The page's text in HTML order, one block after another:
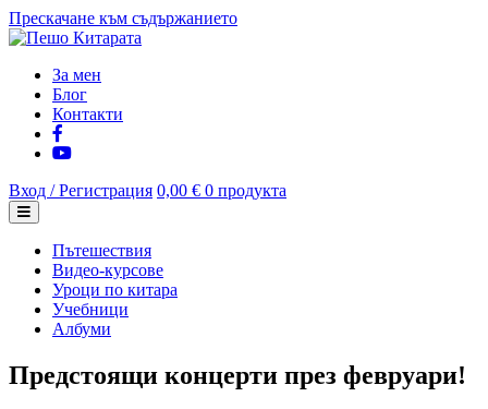
Прескачане към съдържанието
За мен
Блог
Контакти
Вход / Регистрация 0,00 € 0 продукта
Пътешествия
Видео-курсове
Уроци по китара
Учебници
Албуми
Предстоящи концерти през февруари!